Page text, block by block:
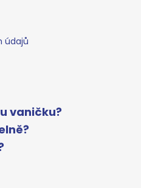
údajů
vaničku?